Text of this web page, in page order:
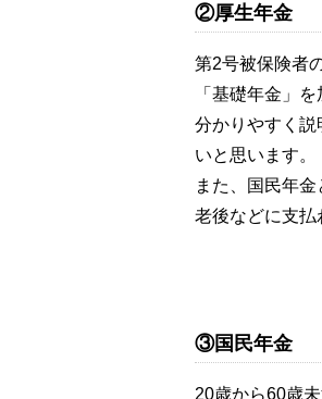
②厚生年金
第2号被保険者
「基礎年金」
分かりやすく
いと思います。
また、国民年
老後などに支払
③国民年金
20歳から60歳